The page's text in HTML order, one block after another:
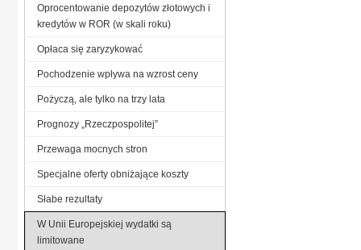
Oprocentowanie depozytów złotowych i
kredytów w ROR (w skali roku)
Opłaca się zaryzykować
Pochodzenie wpływa na wzrost ceny
Pożyczą, ale tylko na trzy lata
Prognozy „Rzeczpospolitej”
Przewaga mocnych stron
Specjalne oferty obniżające koszty
Słabe rezultaty
W Unii Europejskiej wydatki są
limitowane